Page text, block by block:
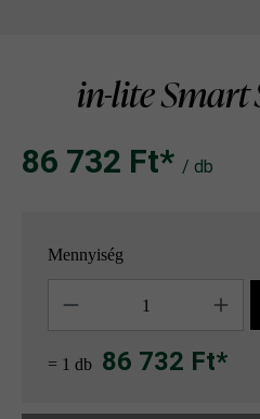
in-lite Smart
86 732 Ft‎‎‎* / db
Mennyiség
= 1 db 86 732 Ft*